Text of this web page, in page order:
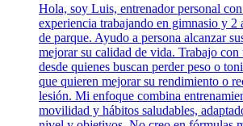
Hola, soy Luis, entrenador personal
experiencia trabajando en gimnasio y 2
de parque. Ayudo a persona alcanzar
mejorar su calidad de vida. Trabajo
desde quienes buscan perder peso o
que quieren mejorar su rendimiento o
lesión. Mi enfoque combina
movilidad y hábitos saludables,